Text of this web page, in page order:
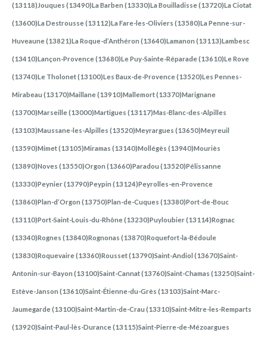
(13118)Jouques (13490)La Barben (13330)La Bouilladisse (13720)La Ciotat
(13600)La Destrousse (13112)La Fare-les-Oliviers (13580)La Penne-sur-
Huveaune (13821)La Roque-d’Anthéron (13640)Lamanon (13113)Lambesc
(13410)Lançon-Provence (13680)Le Puy-Sainte-Réparade (13610)Le Rove
(13740)Le Tholonet (13100)Les Baux-de-Provence (13520)Les Pennes-
Mirabeau (13170)Maillane (13910)Mallemort (13370)Marignane
(13700)Marseille (13000)Martigues (13117)Mas-Blanc-des-Alpilles
(13103)Maussane-les-Alpilles (13520)Meyrargues (13650)Meyreuil
(13590)Mimet (13105)Miramas (13140)Mollégès (13940)Mouriès
(13890)Noves (13550)Orgon (13660)Paradou (13520)Pélissanne
(13330)Peynier (13790)Peypin (13124)Peyrolles-en-Provence
(13860)Plan-d’Orgon (13750)Plan-de-Cuques (13380)Port-de-Bouc
(13110)Port-Saint-Louis-du-Rhône (13230)Puyloubier (13114)Rognac
(13340)Rognes (13840)Rognonas (13870)Roquefort-la-Bédoule
(13830)Roquevaire (13360)Rousset (13790)Saint-Andiol (13670)Saint-
Antonin-sur-Bayon (13100)Saint-Cannat (13760)Saint-Chamas (13250)Saint-
Estève-Janson (13610)Saint-Étienne-du-Grès (13103)Saint-Marc-
Jaumegarde (13100)Saint-Martin-de-Crau (13310)Saint-Mitre-les-Remparts
(13920)Saint-Paul-lès-Durance (13115)Saint-Pierre-de-Mézoargues